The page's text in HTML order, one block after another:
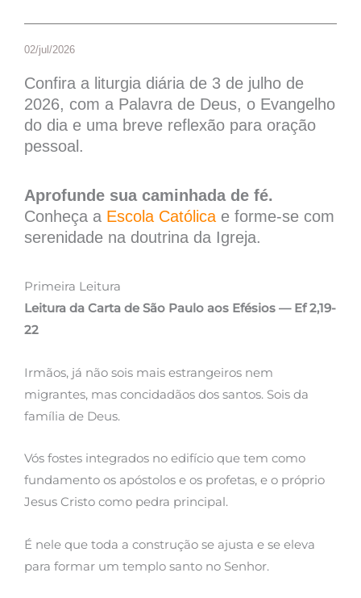
02/jul/2026
Confira a liturgia diária de 3 de julho de
2026, com a Palavra de Deus, o Evangelho
do dia e uma breve reflexão para oração
pessoal.
Aprofunde sua caminhada de fé.
Conheça a Escola Católica e forme-se com
serenidade na doutrina da Igreja.
Primeira Leitura
Leitura da Carta de São Paulo aos Efésios — Ef 2,19-
22
Irmãos, já não sois mais estrangeiros nem
migrantes, mas concidadãos dos santos. Sois da
família de Deus.
Vós fostes integrados no edifício que tem como
fundamento os apóstolos e os profetas, e o próprio
Jesus Cristo como pedra principal.
É nele que toda a construção se ajusta e se eleva
para formar um templo santo no Senhor.